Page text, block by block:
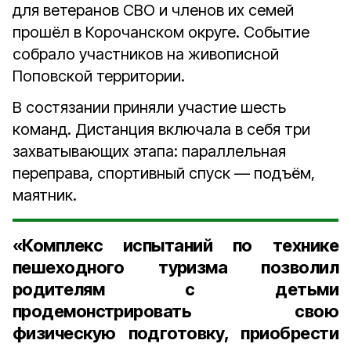
для ветеранов СВО и членов их семей
прошёл в Корочанском округе. Событие
собрало участников на живописной
Поповской территории.
В состязании приняли участие шесть
команд. Дистанция включала в себя три
захватывающих этапа: параллельная
переправа, спортивный спуск — подъём,
маятник.
«Комплекс испытаний по технике
пешеходного туризма позволил
родителям с детьми
продемонстрировать свою
физическую подготовку, приобрести